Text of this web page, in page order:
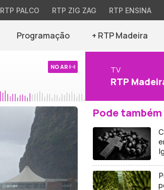
RTP PALCO RTP ZIG ZAG RTP ENSINA
Programação + RTP Madeira
NO AR TV
RTP
Pode